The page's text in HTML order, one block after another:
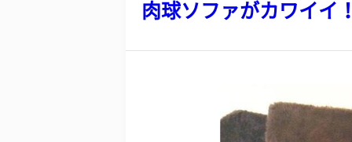
肉球ソファがカワイイ